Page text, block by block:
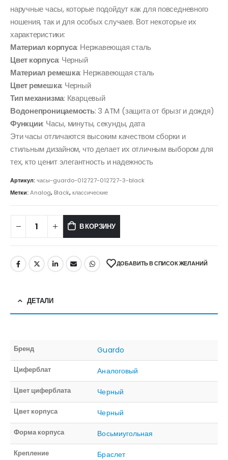
наручные часы, которые подойдут как для повседневного
ношения, так и для особых случаев. Вот некоторые их
характеристики:
Материал корпуса: Нержавеющая сталь
Цвет корпуса: Черный
Материал ремешка: Нержавеющая сталь
Цвет ремешка: Черный
Тип механизма: Кварцевый
Водонепроницаемость: 3 ATM (защита от брызг и дождя)
Функции: Часы, минуты, секунды, дата
Эти часы отличаются высоким качеством сборки и
стильным дизайном, что делает их отличным выбором для
тех, кто ценит элегантность и надежность
Артикул:часы-guardo-012727-012727-3-black
Метки:Analog, Black,классические
В КОРЗИНУ
ДОБАВИТЬ В СПИСОК ЖЕЛАНИЙ
ДЕТАЛИ
Бренд Guardo
Циферблат Аналоговый
Цвет циферблата Черный
Цвет корпуса Черный
Форма корпуса Восьмиугольная
Крепление Браслет